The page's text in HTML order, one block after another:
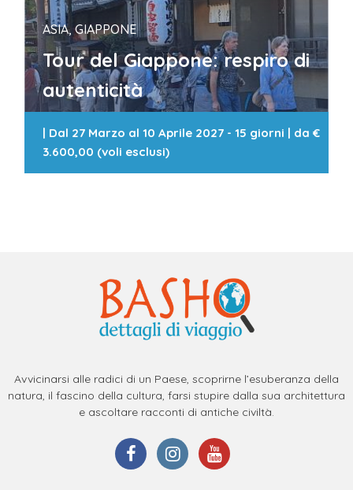
ASIA, GIAPPONE
Tour del Giappone: respiro di
autenticità
| Dal 27 Marzo al 10 Aprile 2027 - 15 giorni | da€
3.600,00 (voli esclusi)
Avvicinarsi alle radici di un Paese, scoprirne l’esuberanza della
natura, il fascino della cultura, farsi stupire dalla sua architettura
e ascoltare racconti di antiche civiltà.